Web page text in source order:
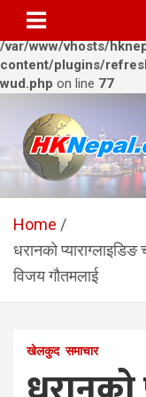
Warning
: Trying to
/var/www/vhosts/
content/plugins/
wud.php on line 77
content
सञ्चालित
पत्रिका
hknepal, hknepal.com,
Home
धरानको
विजय गौतमलाई
खेलकुद समाचार